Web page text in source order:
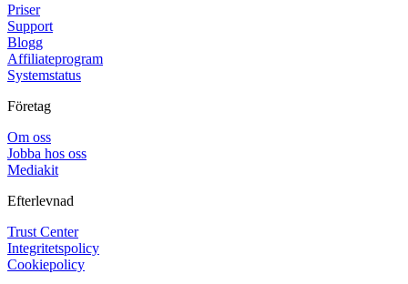
Priser
Support
Blogg
Affiliateprogram
Systemstatus
Företag
Om oss
Jobba hos oss
Mediakit
Efterlevnad
Trust Center
Integritetspolicy
Cookiepolicy